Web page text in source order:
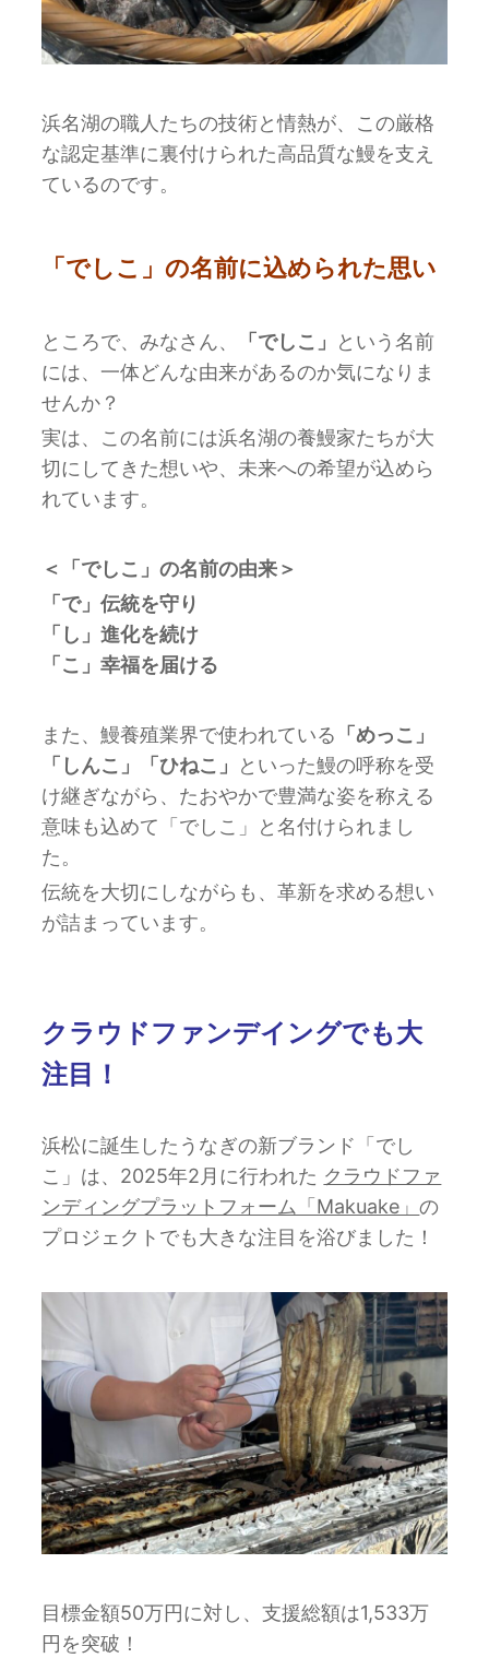
浜名湖の職人たちの技術と情熱が、この厳格
な認定基準に裏付けられた高品質な鰻を支え
ているのです。
「でしこ」の名前に込められた思い
ところで、みなさん、 「でしこ」
という名前
には、一体どんな由来があるのか気になりま
せんか？
実は、この名前には浜名湖の養鰻家たちが大
切にしてきた想いや、未来への希望が込めら
れています。
＜「でしこ」の名前の由来＞
「で」伝統を守り
「し」進化を続け
「こ」幸福を届ける
また、鰻養殖業界で使われている 「めっこ」
「しんこ」「ひねこ」
といった鰻の呼称を受
け継ぎながら、たおやかで豊満な姿を称える
意味も込めて「でしこ」と名付けられまし
た。
伝統を大切にしながらも、革新を求める想い
が詰まっています。
クラウドファンデイングでも大
注目！
浜松に誕生したうなぎの新ブランド「でし
こ」は、2025年2月に行われた クラウドファ
ンディングプラットフォーム「Makuake」の
プロジェクトでも大きな注目を浴びました！
目標金額50万円に対し、支援総額は1,533万
円を突破！